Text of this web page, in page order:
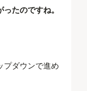
たのですね。
プダウンで進め